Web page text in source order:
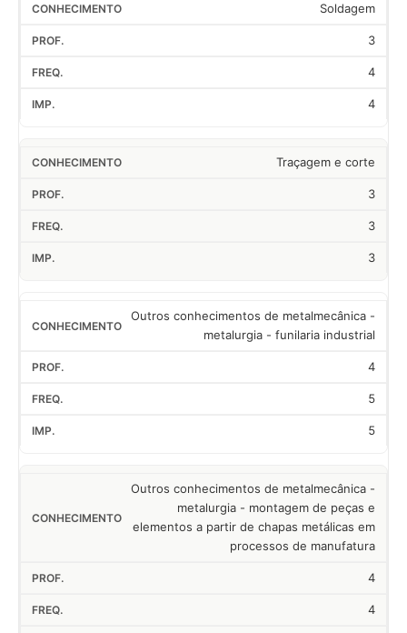
Soldagem
3
4
4
Traçagem e corte
3
3
3
Outros conhecimentos de metalmecânica -
metalurgia - funilaria industrial
4
5
5
Outros conhecimentos de metalmecânica -
metalurgia - montagem de peças e
elementos a partir de chapas metálicas em
processos de manufatura
4
4